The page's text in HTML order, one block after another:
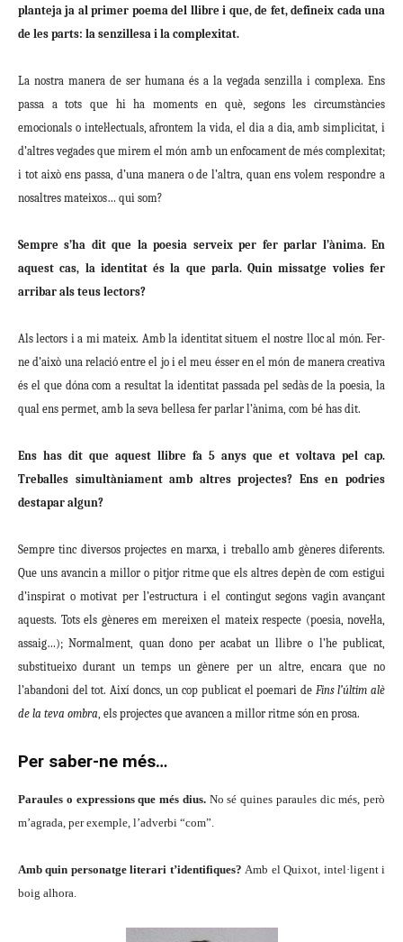
planteja ja al primer poema del llibre i que, de fet, defineix cada una
de les parts: la senzillesa i la complexitat.
La nostra manera de ser humana és a la vegada senzilla i complexa. Ens
passa a tots que hi ha moments en què, segons les circumstàncies
emocionals o intel·lectuals, afrontem la vida, el dia a dia, amb simplicitat, i
d’altres vegades que mirem el món amb un enfocament de més complexitat;
i tot això ens passa, d’una manera o de l’altra, quan ens volem respondre a
nosaltres mateixos… qui som?
Sempre s’ha dit que la poesia serveix per fer parlar l’ànima. En
aquest cas, la identitat és la que parla. Quin missatge volies fer
arribar als teus lectors?
Als lectors i a mi mateix. Amb la identitat situem el nostre lloc al món. Fer-
ne d’això una relació entre el jo i el meu ésser en el món de manera creativa
és el que dóna com a resultat la identitat passada pel sedàs de la poesia, la
qual ens permet, amb la seva bellesa fer parlar l’ànima, com bé has dit.
Ens has dit que aquest llibre fa 5 anys que et voltava pel cap.
Treballes simultàniament amb altres projectes? Ens en podries
destapar algun?
Sempre tinc diversos projectes en marxa, i treballo amb gèneres diferents.
Que uns avancin a millor o pitjor ritme que els altres depèn de com estigui
d’inspirat o motivat per l’estructura i el contingut segons vagin avançant
aquests. Tots els gèneres em mereixen el mateix respecte (poesia, novel·la,
assaig…); Normalment, quan dono per acabat un llibre o l’he publicat,
substitueixo durant un temps un gènere per un altre, encara que no
l’abandoni del tot. Així doncs, un cop publicat el poemari de Fins l’últim alè
de la teva ombra, els projectes que avancen a millor ritme són en prosa.
Per saber-ne més…
Paraules o expressions que més dius. No sé quines paraules dic més, però
m’agrada, per exemple, l’adverbi “com”.
Amb quin personatge literari t’identifiques?Amb el Quixot, intel·ligent i
boig alhora.